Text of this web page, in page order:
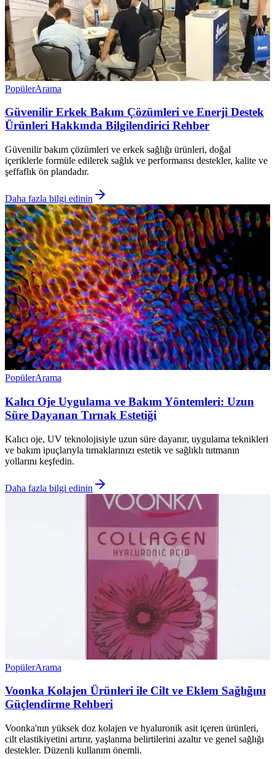
PopülerArama
Güvenilir Erkek Bakım Çözümleri ve Enerji Destek
Ürünleri Hakkında Bilgilendirici Rehber
Güvenilir bakım çözümleri ve erkek sağlığı ürünleri, doğal
içeriklerle formüle edilerek sağlık ve performansı destekler, kalite ve
şeffaflık ön plandadır.
Daha fazla bilgi edinin
PopülerArama
Kalıcı Oje Uygulama ve Bakım Yöntemleri: Uzun
Süre Dayanan Tırnak Estetiği
Kalıcı oje, UV teknolojisiyle uzun süre dayanır, uygulama teknikleri
ve bakım ipuçlarıyla tırnaklarınızı estetik ve sağlıklı tutmanın
yollarını keşfedin.
Daha fazla bilgi edinin
PopülerArama
Voonka Kolajen Ürünleri ile Cilt ve Eklem Sağlığını
Güçlendirme Rehberi
Voonka'nın yüksek doz kolajen ve hyaluronik asit içeren ürünleri,
cilt elastikiyetini artırır, yaşlanma belirtilerini azaltır ve genel sağlığı
destekler. Düzenli kullanım önemli.